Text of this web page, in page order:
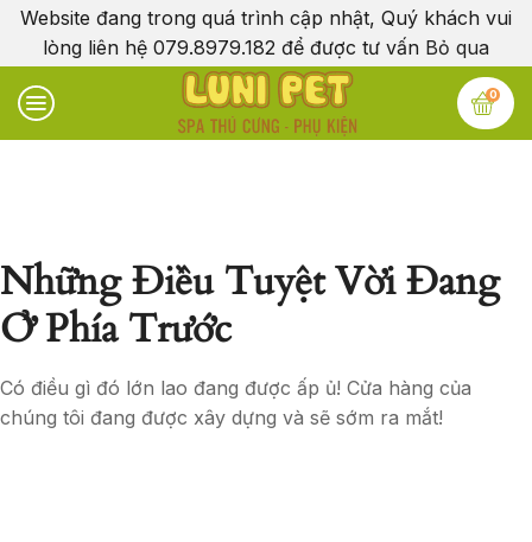
Website đang trong quá trình cập nhật, Quý khách vui
lòng liên hệ 079.8979.182 để được tư vấn Bỏ qua
0
Những Điều Tuyệt Vời Đang
Ở Phía Trước
Có điều gì đó lớn lao đang được ấp ủ! Cửa hàng của
chúng tôi đang được xây dựng và sẽ sớm ra mắt!